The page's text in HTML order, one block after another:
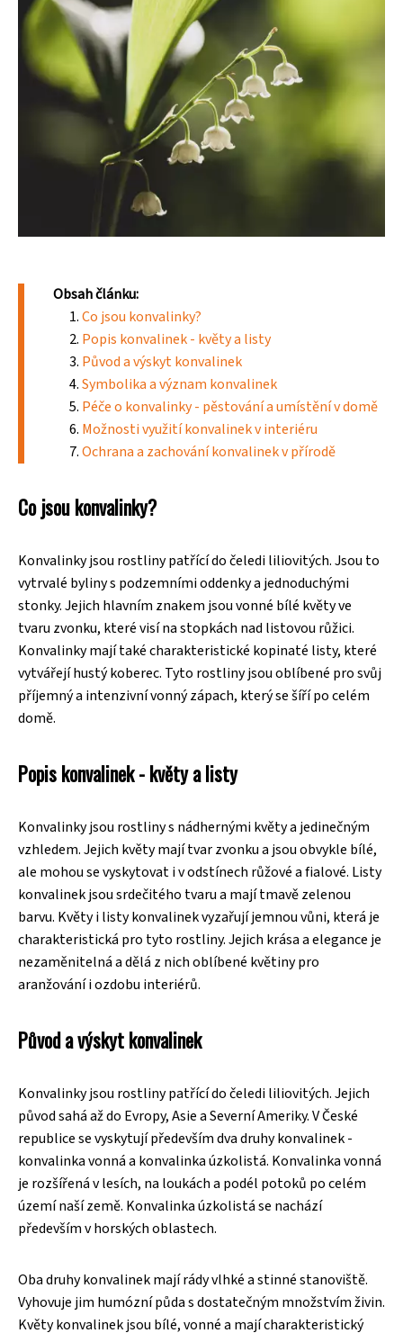
Obsah článku:
Co jsou konvalinky?
Popis konvalinek - květy a listy
Původ a výskyt konvalinek
Symbolika a význam konvalinek
Péče o konvalinky - pěstování a umístění v domě
Možnosti využití konvalinek v interiéru
Ochrana a zachování konvalinek v přírodě
Co jsou konvalinky?
Konvalinky jsou rostliny patřící do čeledi liliovitých. Jsou to
vytrvalé byliny s podzemními oddenky a jednoduchými
stonky. Jejich hlavním znakem jsou vonné bílé květy ve
tvaru zvonku, které visí na stopkách nad listovou růžici.
Konvalinky mají také charakteristické kopinaté listy, které
vytvářejí hustý koberec. Tyto rostliny jsou oblíbené pro svůj
příjemný a intenzivní vonný zápach, který se šíří po celém
domě.
Popis konvalinek - květy a listy
Konvalinky jsou rostliny s nádhernými květy a jedinečným
vzhledem. Jejich květy mají tvar zvonku a jsou obvykle bílé,
ale mohou se vyskytovat i v odstínech růžové a fialové. Listy
konvalinek jsou srdečitého tvaru a mají tmavě zelenou
barvu. Květy i listy konvalinek vyzařují jemnou vůni, která je
charakteristická pro tyto rostliny. Jejich krása a elegance je
nezaměnitelná a dělá z nich oblíbené květiny pro
aranžování i ozdobu interiérů.
Původ a výskyt konvalinek
Konvalinky jsou rostliny patřící do čeledi liliovitých. Jejich
původ sahá až do Evropy, Asie a Severní Ameriky. V České
republice se vyskytují především dva druhy konvalinek -
konvalinka vonná a konvalinka úzkolistá. Konvalinka vonná
je rozšířená v lesích, na loukách a podél potoků po celém
území naší země. Konvalinka úzkolistá se nachází
především v horských oblastech.
Oba druhy konvalinek mají rády vlhké a stinné stanoviště.
Vyhovuje jim humózní půda s dostatečným množstvím živin.
Květy konvalinek jsou bílé, vonné a mají charakteristický